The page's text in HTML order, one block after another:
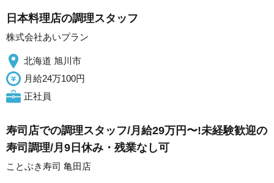
日本料理店の調理スタッフ
株式会社あいプラン
北海道 旭川市
月給24万100円
正社員
寿司店での調理スタッフ/月給29万円〜!未経験歓迎の
寿司調理/月9日休み・残業なし可
ことぶき寿司 亀田店